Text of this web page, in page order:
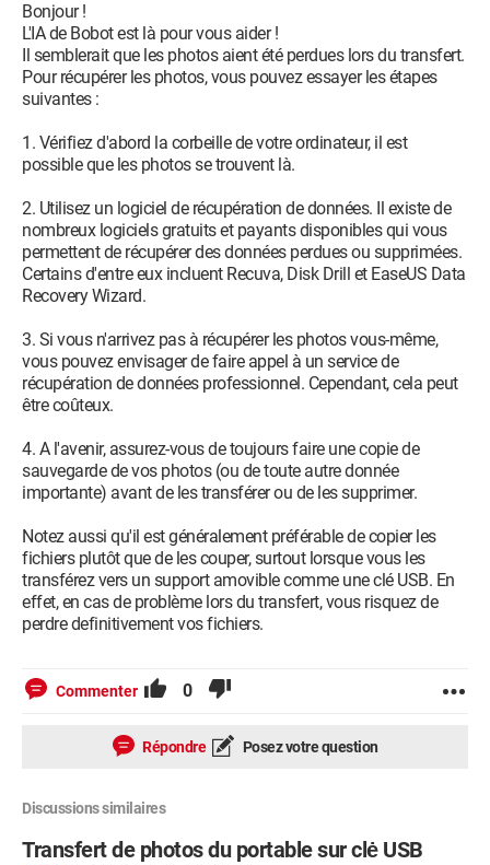
Bonjour !
L'IA de Bobot est là pour vous aider !
Il semblerait que les photos aient été perdues lors du transfert.
Pour récupérer les photos, vous pouvez essayer les étapes
suivantes :
1. Vérifiez d'abord la corbeille de votre ordinateur, il est
possible que les photos se trouvent là.
2. Utilisez un logiciel de récupération de données. Il existe de
nombreux logiciels gratuits et payants disponibles qui vous
permettent de récupérer des données perdues ou supprimées.
Certains d'entre eux incluent Recuva, Disk Drill et EaseUS Data
Recovery Wizard.
3. Si vous n'arrivez pas à récupérer les photos vous-même,
vous pouvez envisager de faire appel à un service de
récupération de données professionnel. Cependant, cela peut
être coûteux.
4. A l'avenir, assurez-vous de toujours faire une copie de
sauvegarde de vos photos (ou de toute autre donnée
importante) avant de les transférer ou de les supprimer.
Notez aussi qu'il est généralement préférable de copier les
fichiers plutôt que de les couper, surtout lorsque vous les
transférez vers un support amovible comme une clé USB. En
effet, en cas de problème lors du transfert, vous risquez de
perdre definitivement vos fichiers.
Commenter 0
Répondre Posez votre question
Discussions similaires
Transfert de photos du portable sur clė USB